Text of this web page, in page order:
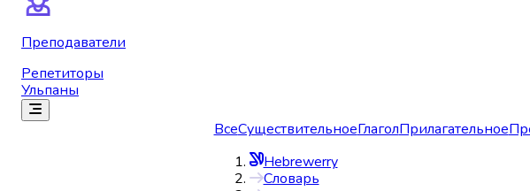
Преподаватели
Репетиторы
Ульпаны
ВсеСуществительноеГлаголПрилагательное
Hebrewerry
Словарь